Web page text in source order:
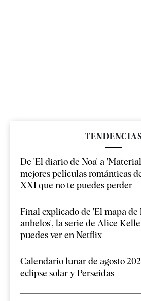
De 'El diario de Noa' a
mejores películas románticas
XXI que no te puedes perder
Final explicado de 'El mapa de
anhelos', la serie de Alice
puedes ver en Netflix
Calendario lunar de agosto
eclipse solar y Perseidas